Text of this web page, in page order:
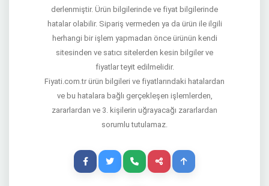
derlenmiştir. Ürün bilgilerinde ve fiyat bilgilerinde
hatalar olabilir. Sipariş vermeden ya da ürün ile ilgili
herhangi bir işlem yapmadan önce ürünün kendi
sitesinden ve satıcı sitelerden kesin bilgiler ve
fiyatlar teyit edilmelidir.
Fiyati.com.tr ürün bilgileri ve fiyatlarındaki hatalardan
ve bu hatalara bağlı gerçekleşen işlemlerden,
zararlardan ve 3. kişilerin uğrayacağı zararlardan
sorumlu tutulamaz.